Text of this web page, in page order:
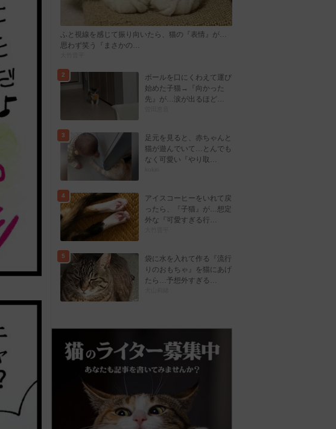
ふと視線を感じて振り向いたら、猫の『表情』が…
思わず笑う『まさかの…
2
ボールを口にくわえて運び
始めた子猫→『向かった
先』が…涙が出るほど…
3
足元を見ると、赤ちゃんと
猫が遊んでいて…とんでも
なく可愛い『やり取…
4
アイスコーヒーをいれて戻
ったら、『子猫』が…想定
外な『可愛すぎる行…
5
袋に水を入れて作る『流行
りのおもちゃ』を猫にあげ
たら…予想外すぎる…